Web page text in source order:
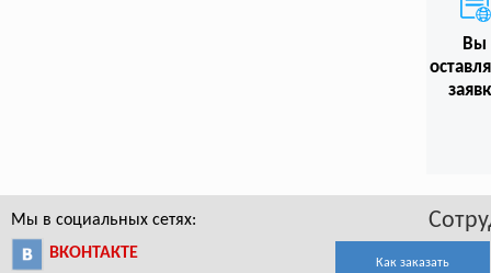
Вы
Мы в социальных сетях:
ВКОНТАКТЕ
Как заказать